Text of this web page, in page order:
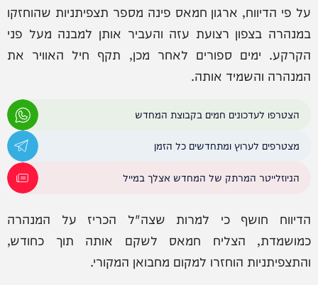
על פי הדיווח, ארגון חמאס פינה מספר תצפיתניות שהוחזקו
במנהרה בצפון רצועת עזה והעביר אותן למבנה מעל פני
הקרקע. ימים ספורים לאחר מכן, תקף חיל האוויר את
המנהרה והשמיד אותה.
הצטרפו לעדכונים חמים בקבוצת המחדש
מצטרפים לערוץ ומתחדשים כל הזמן
הניוזלייטר המרתק של המחדש אצלך במייל
הדיווח חושף כי למרות שצה"ל הכריז על המנהרה
כמושמדת, הצליח חמאס לשקם אותה תוך כחודש,
והתצפיתניות הוחזרו למקום מחבואן המקורי.